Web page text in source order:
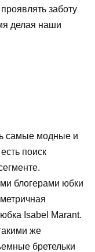
заботу
делая наши
самые модные и
поиск
блогерами юбки
Isabel Marant.
же
бретельки